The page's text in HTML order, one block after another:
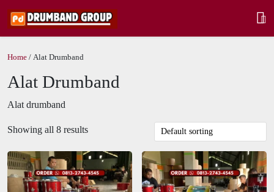
Home / Alat Drumband
Alat Drumband
Alat drumband
Showing all 8 results